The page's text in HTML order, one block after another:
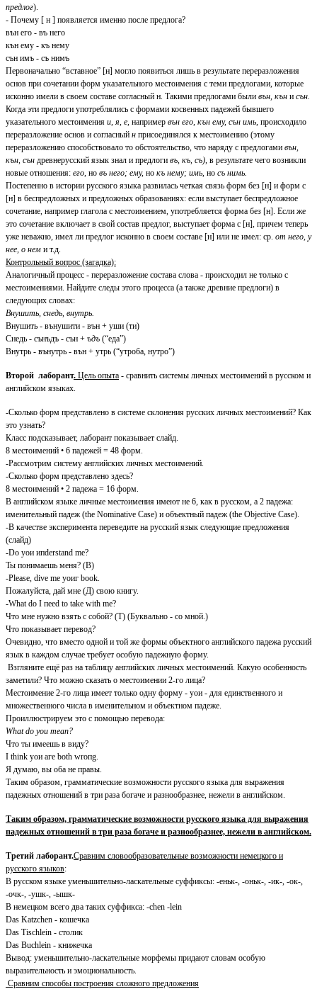
предлог).
- Почему [ н ] появляется именно после предлога?
вън его - въ него
кън ему - къ нему
сън имъ - съ нимъ
Первоначально “вставное” [н] могло появиться лишь в результате переразложения
основ при сочетании форм указательного местоимения с теми предлогами, которые
исконно имели в своем составе согласный н. Такими предлогами были вън, кън и сън.
Когда эти предлоги употреблялись с формами косвенных падежей бывшего
указательного местоимения и, я, е, например вън его, кън ему, сън имь, происходило
переразложение основ и согласный н присоединялся к местоимению (этому
переразложению способствовало то обстоятельство, что наряду с предлогами вън,
кън, сън древнерусский язык знал и предлоги въ, къ, съ), в результате чего возникли
новые отношения: его, но въ него; ему, но къ нему; имь, но съ нимь.
Постепенно в истории русского языка развилась четкая связь форм без [н] и форм с
[н] в беспредложных и предложных образованиях: если выступает беспредложное
сочетание, например глагола с местоимением, употребляется форма без [н]. Если же
это сочетание включает в свой состав предлог, выступает форма с [н] причем теперь
уже неважно, имел ли предлог исконно в своем составе [н] или не имел: ср. от него, у
нее, о нем и т.д.
Контрольный вопрос (загадка):
Аналогичный процесс - переразложение состава слова - происходил не только с
местоимениями. Найдите следы этого процесса (а также древние предлоги) в
следующих словах:
Внушить, снедь, внутрь.
Внушить - вънушити - вън + уши (ти)
Снедь - сънъдъ - сън + ъдъ (“еда”)
Внутрь - вънутрь - вън + утрь (“утроба, нутро”)
Второй лаборант. Цель опыта - сравнить системы личных местоимений в русском и
английском языках.
-Сколько форм представлено в системе склонения русских личных местоимений? Как
это узнать?
Класс подсказывает, лаборант показывает слайд.
8 местоимений • 6 падежей = 48 форм.
-Рассмотрим систему английских личных местоимений.
-Сколько форм представлено здесь?
8 местоимений • 2 падежа = 16 форм.
В английском языке личные местоимения имеют не 6, как в русском, а 2 падежа:
именительный падеж (thе Nominative Саsе) и объектный падеж (thе Objective Саsе).
-В качестве эксперимента переведите на русский язык следующие предложения
(слайд)
-Dо уои ипderstand mе?
Ты понимаешь меня? (В)
-Рlеаsе, divе mе уоиг bооk.
Пожалуйста, дай мне (Д) свою книгу.
-What dо I пееd to tаkе with mе?
Что мне нужно взять с собой? (Т) (Буквально - со мной.)
Что показывает перевод?
Очевидно, что вместо одной и той же формы объектного английского падежа русский
язык в каждом случае требует особую падежную форму.
Взгляните ещё раз на таблицу английских личных местоимений. Какую особенность
заметили? Что можно сказать о местоимении 2-го лица?
Местоимение 2-го лица имеет только одну форму - уои - для единственного и
множественного числа в именительном и объектном падеже.
Проиллюстрируем это с помощью перевода:
What dо уои mеап?
Что ты имеешь в виду?
I think уои аге both wrопg.
Я думаю, вы оба не правы.
Таким образом, грамматические возможности русского языка для выражения
падежных отношений в три раза богаче и разнообразнее, нежели в английском.
Таким образом, грамматические возможности русского языка для выражения
падежных отношений в три раза богаче и разнообразнее, нежели в английском.
Третий лаборант.Сравним словообразовательные возможности немецкого и
русского языков:
В русском языке уменьшительно-ласкательные суффиксы: -еньк-, -оньк-, -ик-, -ок-,
-очк-, -ушк-, -ышк-
В немецком всего два таких суффикса: -chen -lein
Das Katzchen - кошечка
Das Tischlein - столик
Das Buchlein - книжечка
Вывод: уменьшительно-ласкательные морфемы придают словам особую
выразительность и эмоциональность.
Сравним способы построения сложного предложения